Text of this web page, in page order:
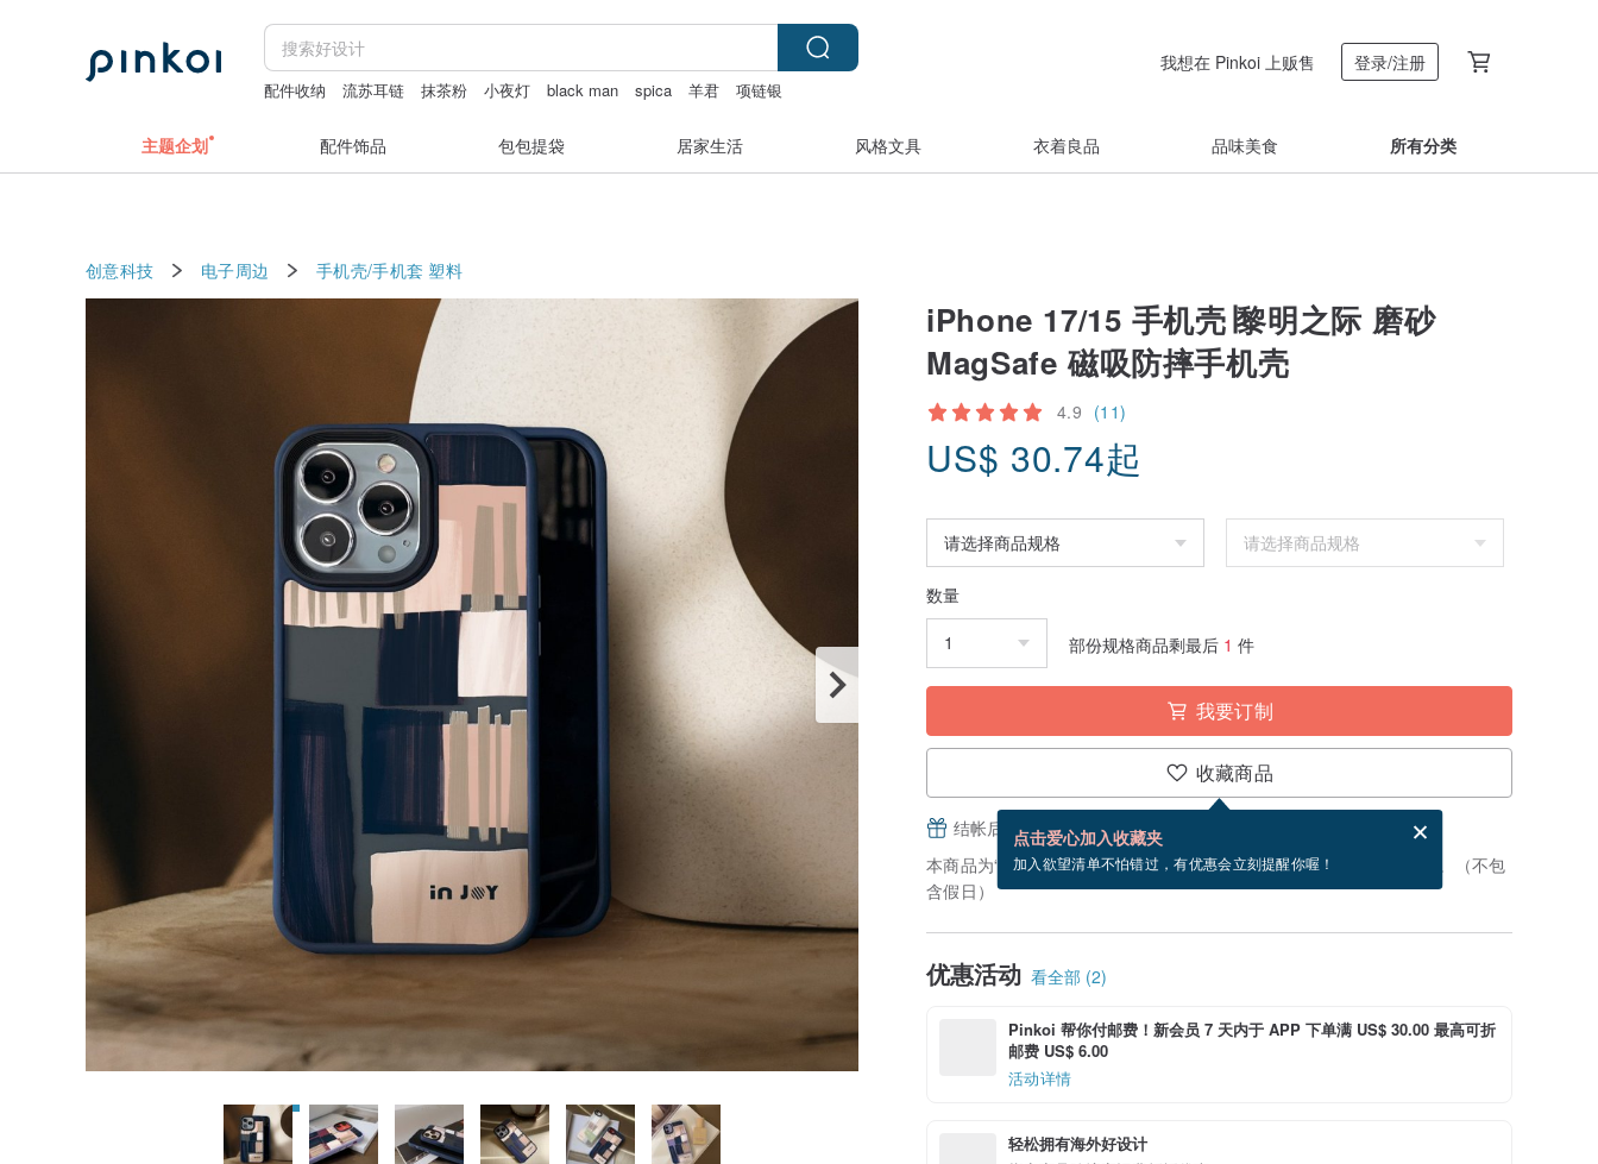
配件收纳 流苏耳链 抹茶粉 小夜灯 black man spica 羊君 项链银
我想在 Pinkoi 上贩售 登录/注册
主题企划 配件饰品 包包提袋 居家生活 风格文具 衣着良品 品味美食 所有分类
创意科技 电子周边 手机壳/手机套 塑料
iPhone 17/15 手机壳∣黎明之际 磨砂
MagSafe 磁吸防摔手机壳
4.9 (11)
US$ 30.74起
数量
部份规格商品剩最后 1 件
我要订制
收藏商品
点击爱心加入收藏夹
加入欲望清单不怕错过，有优惠会立刻提醒你喔！
结帐后填写并分享，免费帮你寄送电子贺卡。
电子贺卡是什么？
本商品为“接单订制”。付款后，从开始制作到寄出商品为 7 个工作天。（不包
含假日）
优惠活动 看全部 (2)
Pinkoi 帮你付邮费！新会员 7 天内于 APP 下单满 US$ 30.00 最高可折
邮费 US$ 6.00
活动详情
轻松拥有海外好设计